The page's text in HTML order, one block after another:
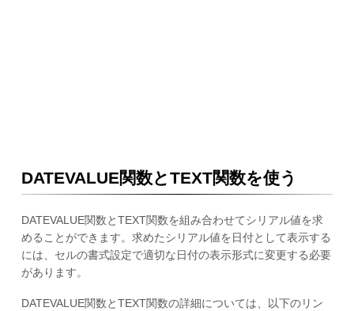
DATEVALUE関数とTEXT関数を使う
DATEVALUE関数とTEXT関数を組み合わせてシリアル値を求
めることができます。求めたシリアル値を日付として表示する
には、セルの書式設定で適切な日付の表示形式に変更する必要
があります。
DATEVALUE関数とTEXT関数の詳細については、以下のリン